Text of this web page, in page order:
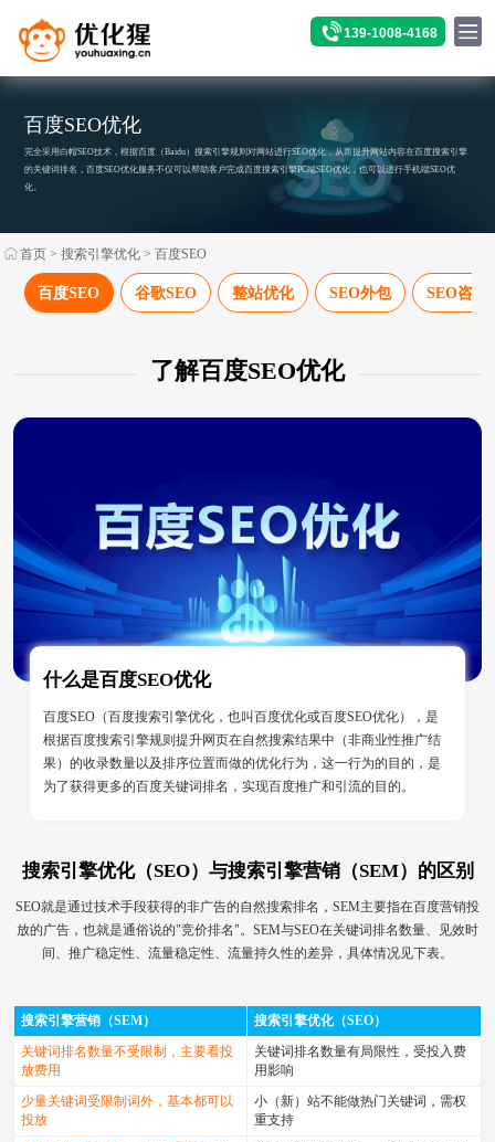
139-1008-4168
百度SEO优化
完全采用白帽SEO技术，根据百度（Baidu）搜索引擎规则对网站进行SEO优化，从而提升网站内容在百度搜索引擎
的关键词排名，百度SEO优化服务不仅可以帮助客户完成百度搜索引擎PC端SEO优化，也可以进行手机端SEO优
化。
首页> 搜索引擎优化> 百度SEO
百度SEO 谷歌SEO 整站优化 SEO外包 SEO咨询
了解百度SEO优化
什么是百度SEO优化
百度SEO（百度搜索引擎优化，也叫百度优化或百度SEO优化），是
根据百度搜索引擎规则提升网页在自然搜索结果中（非商业性推广结
果）的收录数量以及排序位置而做的优化行为，这一行为的目的，是
为了获得更多的百度关键词排名，实现百度推广和引流的目的。
搜索引擎优化（SEO）与搜索引擎营销（SEM）的区别
SEO就是通过技术手段获得的非广告的自然搜索排名，SEM主要指在百度营销投
放的广告，也就是通俗说的"竞价排名"。SEM与SEO在关键词排名数量、见效时
间、推广稳定性、流量稳定性、流量持久性的差异，具体情况见下表。
搜索引擎营销（SEM）
搜索引擎优化（SEO）
关键词排名数量不受限制，主要看投
放费用
关键词排名数量有局限性，受投入费
用影响
少量关键词受限制词外，基本都可以
投放
小（新）站不能做热门关键词，需权
重支持